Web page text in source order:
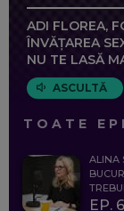
ADI FLOREA,
ÎNVĂȚAREA
NU TE LASĂ
ASCULTĂ
TOATE
ALINA
EP.